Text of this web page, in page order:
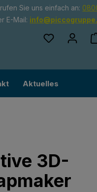
Sie uns einfach an:
E-Mail:
Du hast 0
Aktuelles
3D-